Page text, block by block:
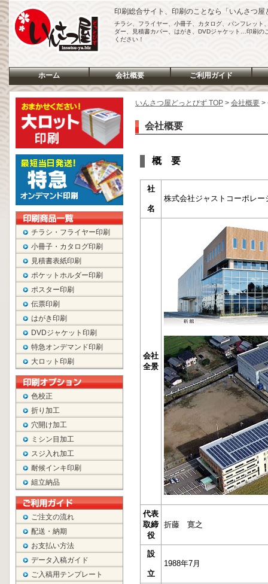
印刷総合サイト、印刷のことなら「いんさつ屋
チラシ、フライヤー、小冊子、カタログ、パンフレット
ダー、見積書カバー、はがき、DVDジャケット…印刷の
ください！
ホーム 会社概要 ご利用ガイド
いんさつ屋どっとびず TOP > 会社概要 >
会社概要
チラシ・フライヤー印刷
小冊子・カタログ印刷
見積書表紙印刷
ポケットホルダー印刷
ポスター印刷
伝票印刷
はがき印刷
DVDジャケット印刷
特急オンデマンド印刷
大ロット印刷
色校正
折り加工
穴開け加工
ミシン目加工
スジ入れ加工
耐候インキ印刷
組立納品
ご注文の流れ
配送・納期
お支払い方法
データ入稿ガイド
ご入稿用テンプレート